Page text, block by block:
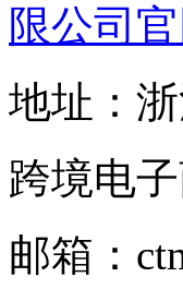
限公司官
地址：
跨境电
邮箱：